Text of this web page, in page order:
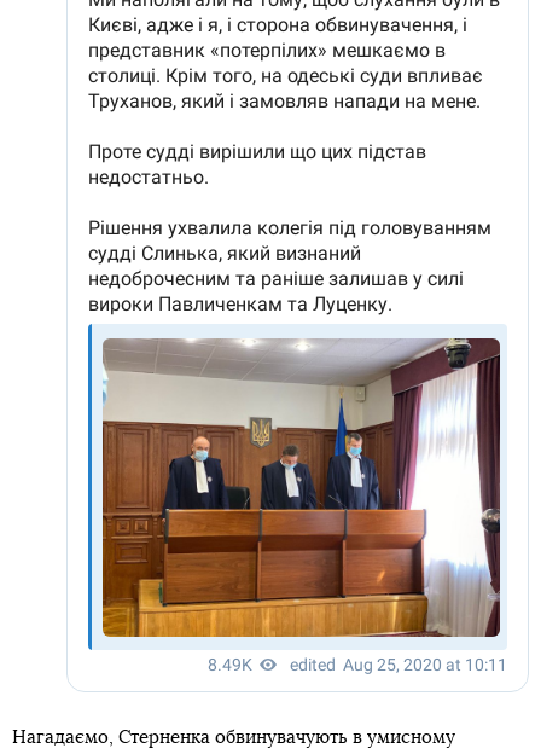
Нагадаємо, Стерненка обвинувачують в умисному